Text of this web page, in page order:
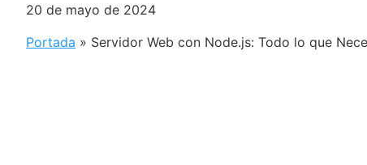
20 de mayo de 2024
Portada » Servidor Web con Node.js: Todo lo que